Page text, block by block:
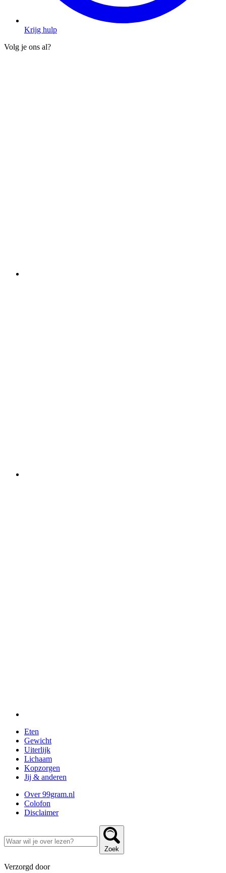
Krijg hulp
Volg je ons al?
Eten
Gewicht
Uiterlijk
Lichaam
Kopzorgen
Jij & anderen
Over 99gram.nl
Colofon
Disclaimer
Zoek
Verzorgd door